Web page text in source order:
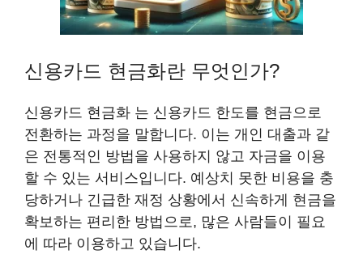
신용카드 현금화란 무엇인가?
신용카드 현금화 는 신용카드 한도를 현금으로
전환하는 과정을 말합니다. 이는 개인 대출과 같
은 전통적인 방법을 사용하지 않고 자금을 이용
할 수 있는 서비스입니다. 예상치 못한 비용을 충
당하거나 긴급한 재정 상황에서 신속하게 현금을
확보하는 편리한 방법으로, 많은 사람들이 필요
에 따라 이용하고 있습니다.